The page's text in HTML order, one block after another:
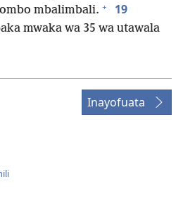
mbalimbali. + 19
mwaka wa 35 wa utawala
Inayofuata